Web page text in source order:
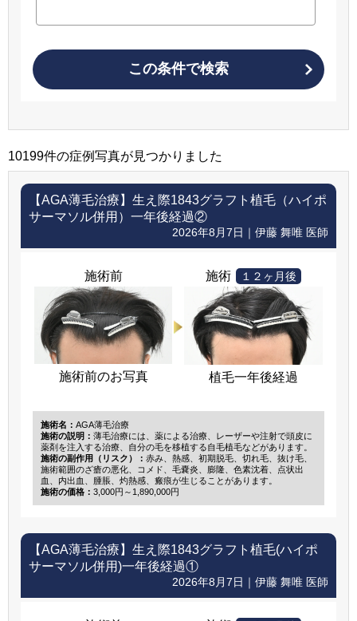
この条件で検索
10199件の症例写真が見つかりました
【AGA薄毛治療】 生え際1843グラフト植毛（ハイポ
サーマソル併用）一年後経過②
2026年8月7日｜伊藤 舞唯 医師
施術前
施術前のお写真
施術 １２ヶ月後
植毛一年後経過
施術名： AGA薄毛治療
施術の説明： 薄毛治療には、薬による治療、レーザーや注射で頭皮に
薬剤を注入する治療、自分の毛を移植する自毛植毛などがあります。
施術の副作用（リスク）： 赤み、熱感、初期脱毛、切れ毛、抜け毛、
施術範囲のざ瘡の悪化、コメド、毛嚢炎、膨隆、色素沈着、点状出
血、内出血、腫脹、灼熱感、瘢痕が生じることがあります。
施術の価格： 3,000円～1,890,000円
【AGA薄毛治療】 生え際1843グラフト植毛(ハイポ
サーマソル併用)一年後経過①
2026年8月7日｜伊藤 舞唯 医師